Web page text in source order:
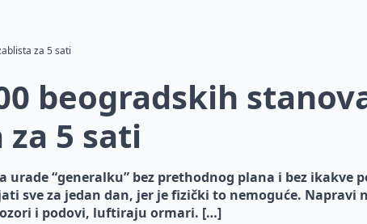
za 5 sati
beogradskih
5 sati
urade “generalku” bez prethodnog plana i bez ikakve
sve za jedan dan, jer je fizički to nemoguće. Napravi
i podovi, luftiraju ormari. […]